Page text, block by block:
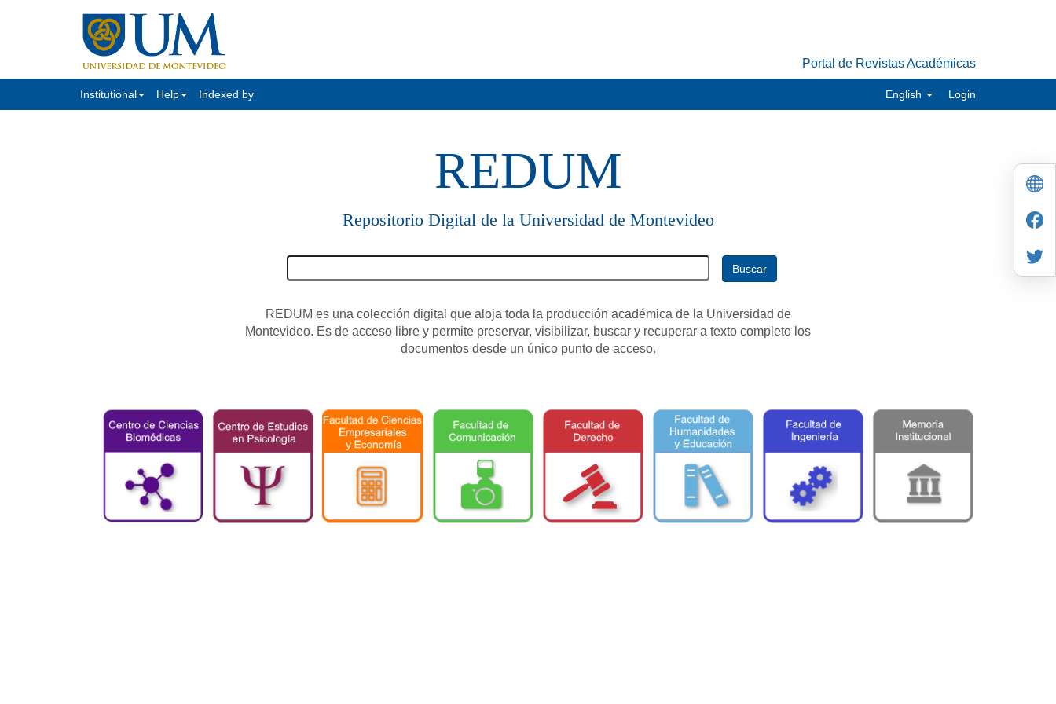
Portal de Revistas Académicas
Institutional Help Indexed by English Login
REDUM
Repositorio Digital de la Universidad de Montevideo
Buscar
REDUM es una colección digital que aloja toda la producción académica de la Universidad de
Montevideo. Es de acceso libre y permite preservar, visibilizar, buscar y recuperar a texto completo los
documentos desde un único punto de acceso.